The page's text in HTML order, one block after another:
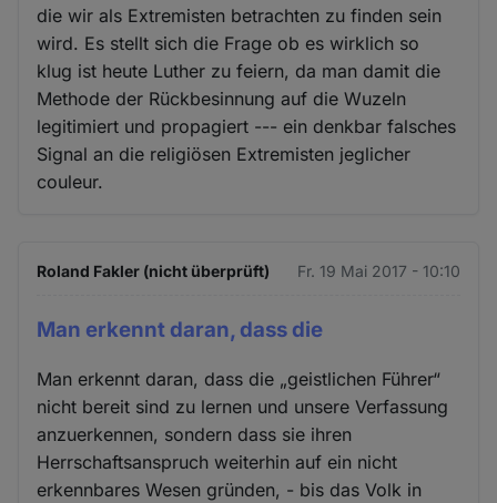
die wir als Extremisten betrachten zu finden sein
wird. Es stellt sich die Frage ob es wirklich so
klug ist heute Luther zu feiern, da man damit die
Methode der Rückbesinnung auf die Wuzeln
legitimiert und propagiert --- ein denkbar falsches
Signal an die religiösen Extremisten jeglicher
couleur.
Roland Fakler (nicht überprüft) Fr. 19 Mai 2017 - 10:10
Man erkennt daran, dass die
Man erkennt daran, dass die „geistlichen Führer“
nicht bereit sind zu lernen und unsere Verfassung
anzuerkennen, sondern dass sie ihren
Herrschaftsanspruch weiterhin auf ein nicht
erkennbares Wesen gründen, - bis das Volk in